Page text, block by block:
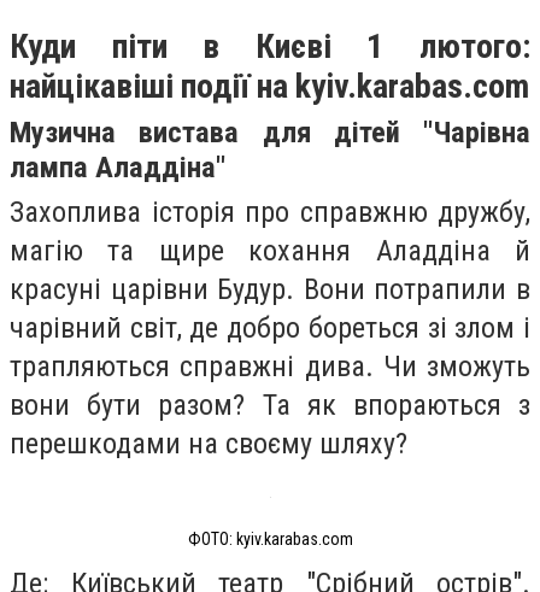
Куди піти в Києві 1 лютого:
найцікавіші події на kyiv.karabas.com
Музична вистава для дітей "‎Чарівна
лампа Аладдіна"‎
Захоплива історія про справжню дружбу,
магію та щире кохання Аладдіна й
красуні царівни Будур. Вони потрапили в
чарівний світ, де добро бореться зі злом і
трапляються справжні дива. Чи зможуть
вони бути разом? Та як впораються з
перешкодами на своєму шляху?
ФОТО: kyiv.karabas.com
Де: Київський театр "Срібний острів".